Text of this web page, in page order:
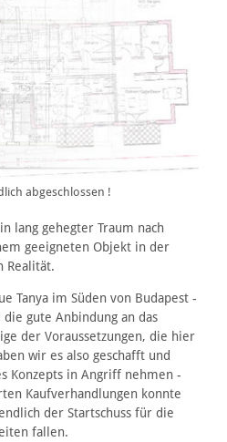
abgeschlossen !
lang gehegter Traum nach
geeigneten Objekt in der
Realität.
Tanya im Süden von Budapest -
gute Anbindung an das
der Voraussetzungen, die hier
wir es also geschafft und
Konzepts in Angriff nehmen -
Kaufverhandlungen konnte
der Startschuss für die
fallen.